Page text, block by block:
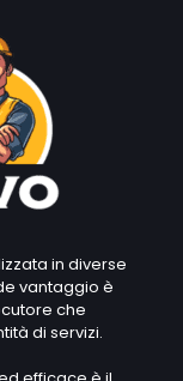
in diverse
vantaggio è
che
di servizi.